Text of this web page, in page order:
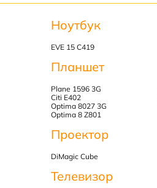
Ноутбук
EVE 15 C419
Планшет
Plane 1596 3G
Citi E402
Optima 8027 3G
Optima 8 Z801
Проектор
DiMagic Cube
Телевизор